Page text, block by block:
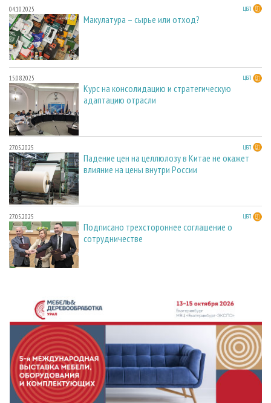
04.10.2025 ЦБП
Макулатура – сырье или отход?
15.08.2025 ЦБП
Курс на консолидацию и стратегическую
адаптацию отрасли
27.05.2025 ЦБП
Падение цен на целлюлозу в Китае не окажет
влияние на цены внутри России
27.05.2025 ЦБП
Подписано трехстороннее соглашение о
сотрудничестве